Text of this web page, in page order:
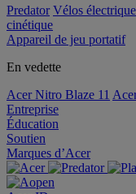
Predator Vélos
cinétique
Appareil de jeu portatif
En vedette
Acer Nitro Blaze 11
Entreprise
Éducation
Soutien
Marques d’Acer